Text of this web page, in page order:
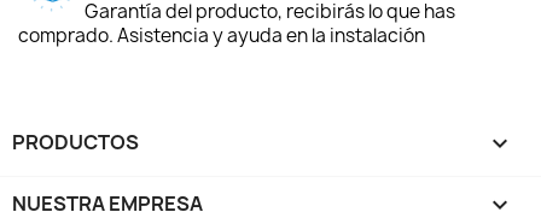
Garantía del producto, recibirás lo que has
comprado. Asistencia y ayuda en la instalación
PRODUCTOS 
NUESTRA EMPRESA 